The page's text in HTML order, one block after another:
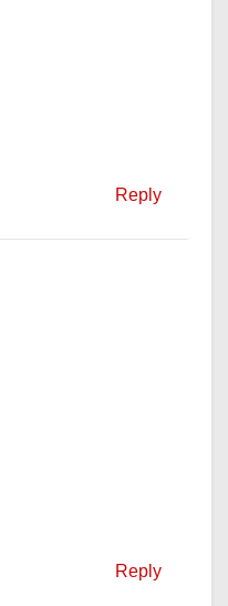
Reply
Reply